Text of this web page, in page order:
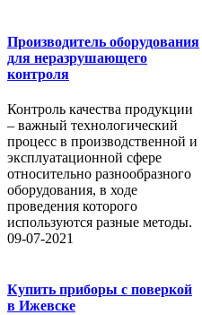
Производитель оборудования
для неразрушающего
контроля
Контроль качества продукции
– важный технологический
процесс в производственной и
эксплуатационной сфере
относительно разнообразного
оборудования, в ходе
проведения которого
используются разные методы.
09-07-2021
Купить приборы с поверкой
в Ижевске